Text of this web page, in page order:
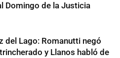
Domingo de la Justicia
del Lago: Romanutti negó
y Llanos habló de